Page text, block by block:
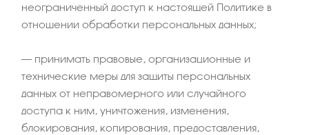
неограниченный доступ к настоящей Политике в
отношении обработки персональных данных;
– принимать правовые, организационные и
технические меры для защиты персональных
данных от неправомерного или случайного
доступа к ним, уничтожения, изменения,
блокирования, копирования, предоставления,